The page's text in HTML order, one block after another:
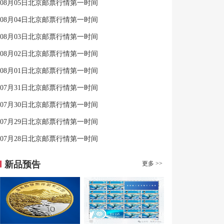
08月05日北京邮票行情第一时间
08月04日北京邮票行情第一时间
08月03日北京邮票行情第一时间
08月02日北京邮票行情第一时间
08月01日北京邮票行情第一时间
07月31日北京邮票行情第一时间
07月30日北京邮票行情第一时间
07月29日北京邮票行情第一时间
07月28日北京邮票行情第一时间
新品预告 更多 >>